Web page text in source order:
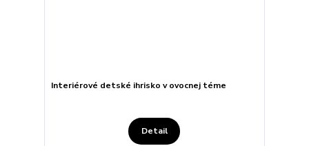
Interiérové detské ihrisko v ovocnej téme
Detail